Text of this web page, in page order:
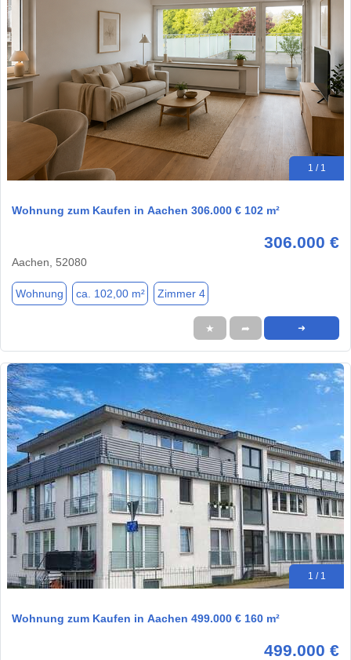
1 / 1
Wohnung zum Kaufen in Aachen 306.000 € 102 m²
306.000 €
Aachen, 52080
Wohnung ca. 102,00 m² Zimmer 4
★ ➦ ➜
1 / 1
Wohnung zum Kaufen in Aachen 499.000 € 160 m²
499.000 €